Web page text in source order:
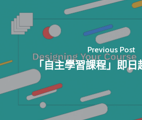
Previous Post
「自主學習課程」即